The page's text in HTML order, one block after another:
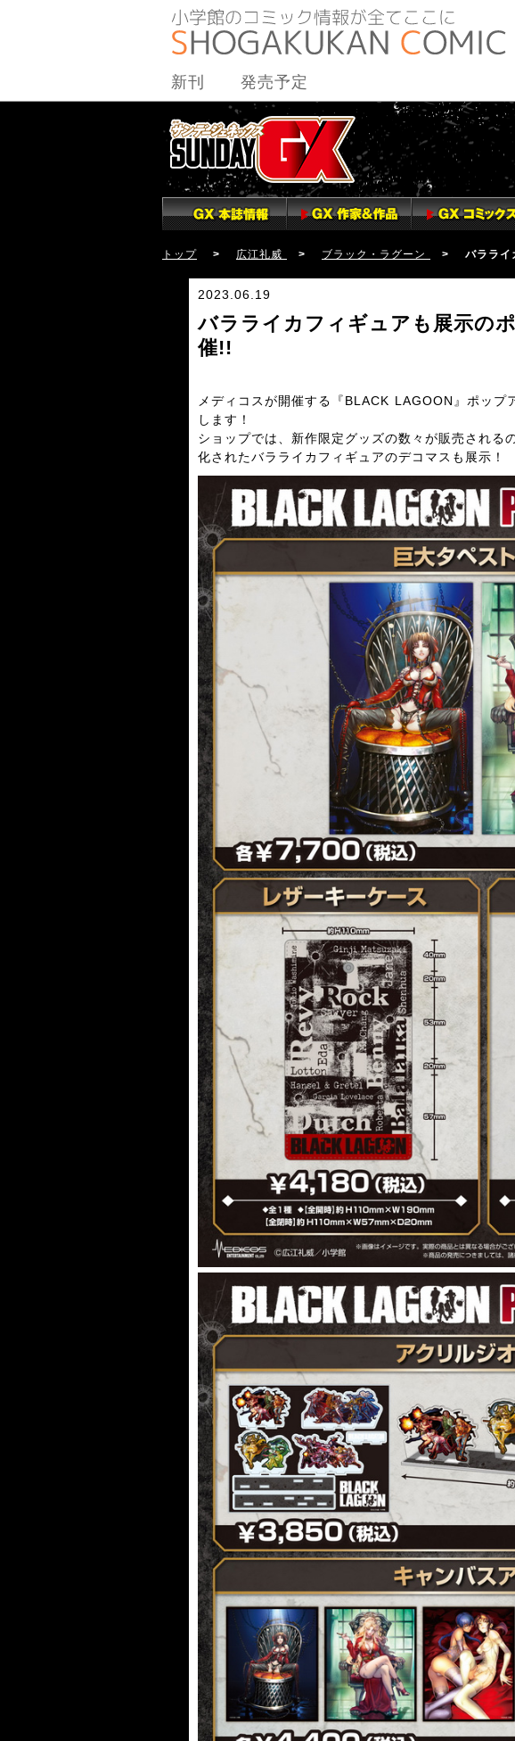
新刊 発売予定
トップ > 広江礼威 > ブラック・ラグーン > バラライカ
2023.06.19
バラライカフィギュアも展示の
催!!
メディコスが開催する『BLACK LAGOON』ポップ
します！
ショップでは、新作限定グッズの数々が販売される
化されたバラライカフィギュアのデコマスも展示！